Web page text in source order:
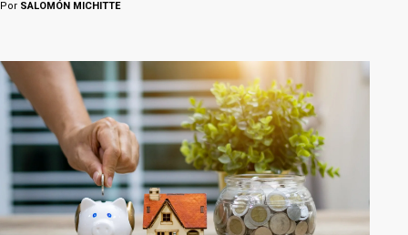
Por SALOMÓN MICHITTE